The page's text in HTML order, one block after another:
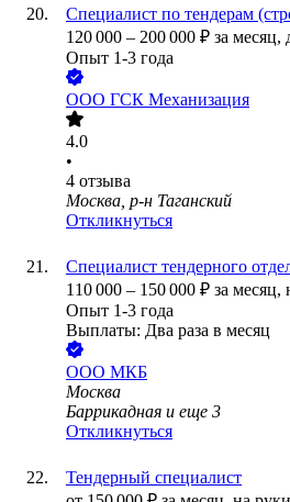
Специалист по тендерам
120 000 – 200 000 ₽ за месяц,
Опыт 1-3 года
ООО ГСК Механизация
4.0
•
4 отзыва
Москва, р-н Таганский
Откликнуться
Специалист тендерного
110 000 – 150 000 ₽ за месяц,
Опыт 1-3 года
Выплаты: Два раза в месяц
ООО МКБ
Москва
Баррикадная и еще 3
Откликнуться
Тендерный специалист